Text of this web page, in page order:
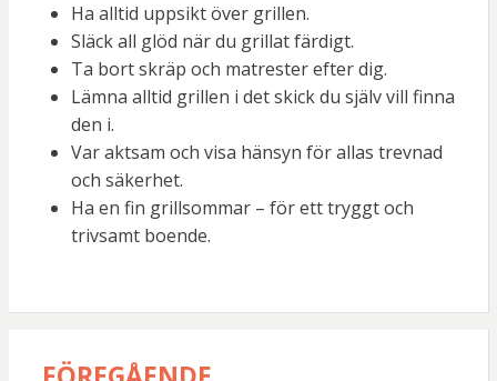
Ha alltid uppsikt över grillen.
Släck all glöd när du grillat färdigt.
Ta bort skräp och matrester efter dig.
Lämna alltid grillen i det skick du själv vill finna
den i.
Var aktsam och visa hänsyn för allas trevnad
och säkerhet.
Ha en fin grillsommar – för ett tryggt och
trivsamt boende.